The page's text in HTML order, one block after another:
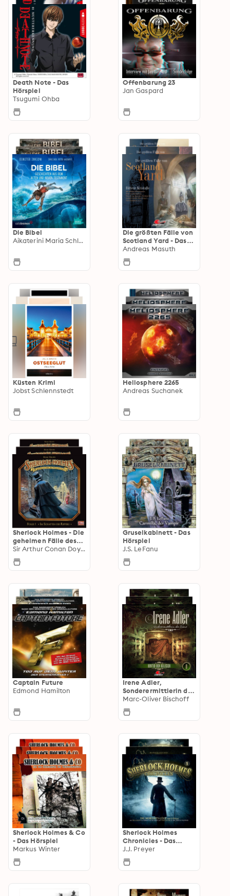
Death Note - Das
Hörspiel
Tsugumi Ohba
Offenbarung 23
Jan Gaspard
Die Bibel
Aikaterini Maria Schlösser
Die größten Fälle von
Scotland Yard - Das
Hörspiel
Andreas Masuth
Küsten Krimi
Jobst Schlennstedt
Heliosphere 2265
Andreas Suchanek
Sherlock Holmes - Die
geheimen Fälle des
Meisterdetektivs
Sir Arthur Conan Doyle
Gruselkabinett - Das
Hörspiel
J.S. LeFanu
Captain Future
Edmond Hamilton
Irene Adler,
Sonderermittlerin der
Krone
Marc-Oliver Bischoff
Sherlock Holmes & Co
- Das Hörspiel
Markus Winter
Sherlock Holmes
Chronicles - Das
Hörspiel
J.J. Preyer